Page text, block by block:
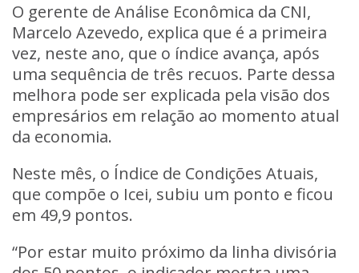
O gerente de Análise Econômica da CNI,
Marcelo Azevedo, explica que é a primeira
vez, neste ano, que o índice avança, após
uma sequência de três recuos. Parte dessa
melhora pode ser explicada pela visão dos
empresários em relação ao momento atual
da economia.
Neste mês, o Índice de Condições Atuais,
que compõe o Icei, subiu um ponto e ficou
em 49,9 pontos.
“Por estar muito próximo da linha divisória